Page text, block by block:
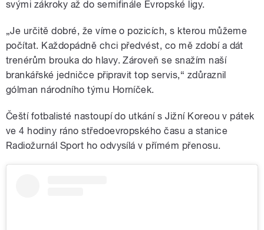
svými zákroky až do semifinále Evropské ligy.
„Je určitě dobré, že víme o pozicích, s kterou můžeme
počítat. Každopádně chci předvést, co mě zdobí a dát
trenérům brouka do hlavy. Zároveň se snažím naší
brankářské jedničce připravit top servis,“ zdůraznil
gólman národního týmu Horníček.
Čeští fotbalisté nastoupí do utkání s Jižní Koreou v pátek
ve 4 hodiny ráno středoevropského času a stanice
Radiožurnál Sport ho odvysílá v přímém přenosu.